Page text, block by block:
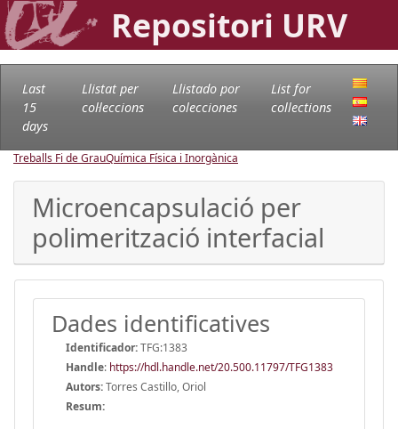
Repositori URV
Last
15
days
Llistat per
col·leccions
Llistado por
colecciones
List for
collections
Treballs Fi de GrauQuímica Física i Inorgànica
Microencapsulació per
polimerització interfacial
Dades identificatives
Identificador:TFG:1383
Handle: https://hdl.handle.net/20.500.11797/TFG1383
Autors:Torres Castillo, Oriol
Resum: